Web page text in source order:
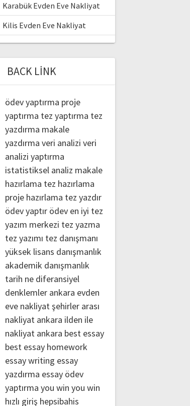
Karabük Evden Eve Nakliyat
Kilis Evden Eve Nakliyat
BACK LINK
ödev yaptırma proje
yaptırma tez yaptırma tez
yazdırma makale
yazdırma veri analizi veri
analizi yaptırma
istatistiksel analiz makale
hazırlama tez hazırlama
proje hazırlama tez yazdır
ödev yaptır ödev en iyi tez
yazım merkezi tez yazma
tez yazımı tez danışmanı
yüksek lisans danışmanlık
akademik danışmanlık
tarih ne diferansiyel
denklemler ankara evden
eve nakliyatşehirler arası
nakliyat ankara ilden ile
nakliyat ankara best essay
best essay homework
essay writing essay
yazdırma essay ödev
yaptırma you win you win
hızlı giriş hepsibahis